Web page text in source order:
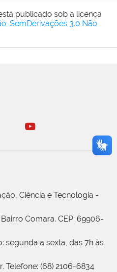
publicado sob a licença
SemDerivações 3.0 Não
Ciência e Tecnologia -
Comara. CEP: 69906-
segunda a sexta, das 7h às
Telefone: (68) 2106-6834